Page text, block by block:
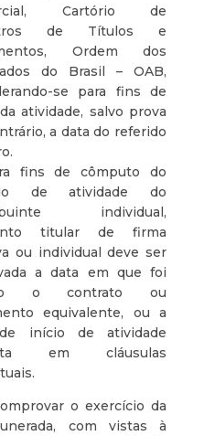
Cartório de
de Títulos e
Ordem dos
do Brasil – OAB,
se para fins de
atividade, salvo prova
a data do referido
fins de cômputo do
de atividade do
individual,
titular de firma
ou individual deve ser
a data em que foi
o contrato ou
equivalente, ou a
início de atividade
em cláusulas
o exercício da
com vistas à